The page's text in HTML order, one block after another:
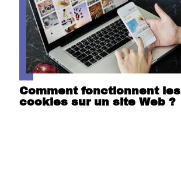
Comment fonctionnent les
cookies sur un site Web ?